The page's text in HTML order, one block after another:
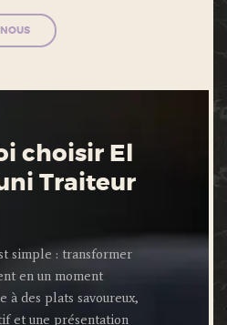
choisir El
Traiteur
simple : transformer
en un moment
à des plats savoureux,
et une présentation